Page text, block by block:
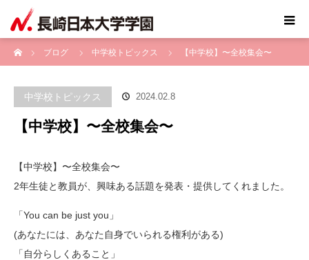
ブログ
中学校トピックス 【中学校】〜全校集会〜
中学校トピックス 2024.02.8
【中学校】〜全校集会〜
【中学校】〜全校集会〜
2年生徒と教員が、興味ある話題を発表・提供してくれました。
「You can be just you」
(あなたには、あなた自身でいられる権利がある)
「自分らしくあること」